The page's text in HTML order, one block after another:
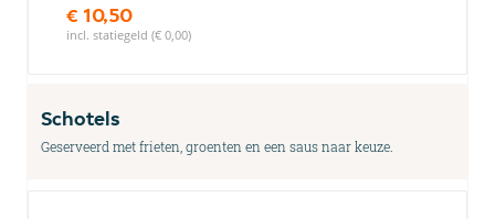
€ 10,50
incl. statiegeld (€ 0,00)
Schotels
Geserveerd met frieten, groenten en een saus naar keuze.